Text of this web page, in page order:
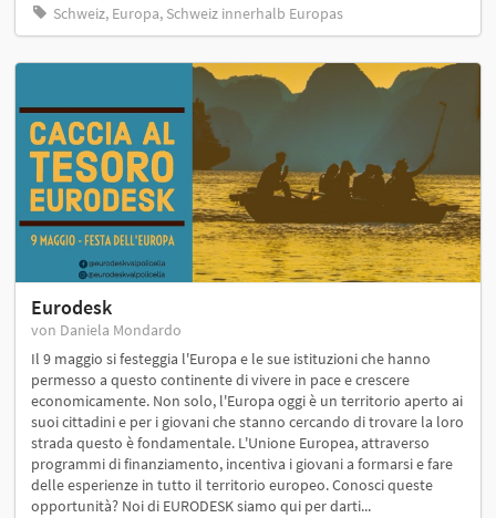
Schweiz, Europa, Schweiz innerhalb Europas
Eurodesk
von Daniela Mondardo
Il 9 maggio si festeggia l'Europa e le sue istituzioni che hanno
permesso a questo continente di vivere in pace e crescere
economicamente. Non solo, l'Europa oggi è un territorio aperto ai
suoi cittadini e per i giovani che stanno cercando di trovare la loro
strada questo è fondamentale. L'Unione Europea, attraverso
programmi di finanziamento, incentiva i giovani a formarsi e fare
delle esperienze in tutto il territorio europeo. Conosci queste
opportunità? Noi di EURODESK siamo qui per darti...